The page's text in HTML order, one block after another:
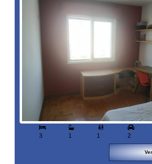
3 1

1 2